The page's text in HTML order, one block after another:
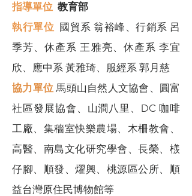
指導單位 教育部
​執行單位 國貿系 翁裕峰、行銷系 呂
季芳、休產系 王雅亮、休產系 李宜
欣、應中系 黃雅琦、服經系 郭月慈
協力單位 馬頭山自然人文協會、圓富
社區發展協會、山澗八里、DC 咖啡
工廠、集穡室快樂農場、木柵教會、
高醫、南島文化研究學會、長榮、檨
仔腳、順發、燿興、桃源區公所、順
益台灣原住民博物館等